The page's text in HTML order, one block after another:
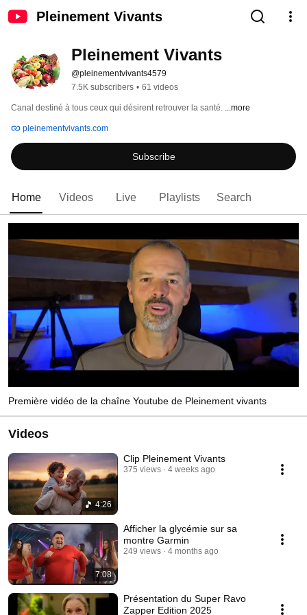
Pleinement Vivants
Pleinement Vivants
@pleinementvivants4579
7.5K subscribers • 61 videos
Canal destiné à tous ceux qui désirent retrouver la santé. ...more
pleinementvivants.com
Subscribe
Home Videos Live Playlists Search
Première vidéo de la chaîne Youtube de Pleinement vivants
Videos
4:26
Clip Pleinement Vivants
375 views 4 weeks ago
7:08
Afficher la glycémie sur sa
montre Garmin
249 views 4 months ago
Présentation du Super Ravo
Zapper Edition 2025